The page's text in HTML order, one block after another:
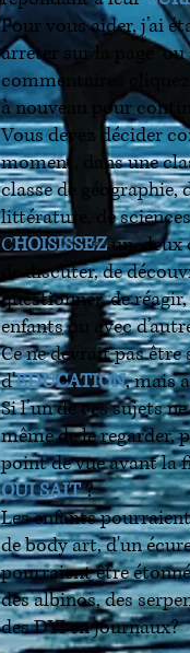
Pour vous aider, j’ai
arrêter sur la page ou
commentaires
à nouveau pour
Vous devez décider
moment, dans une
classe de géographie,
littérature, de
CHOISISSEZun, deux
de discuter, de
questionner, de
enfants ou avec
Ce ne devrait pas
d'EDUCATION, mais
Si l’un de ces sujets
même de le regarder,
point de vue avant la
QUI SAIT?
Les enfants
de body art, d'un
pourraient être
des albinos, des
des DYI en journaux?